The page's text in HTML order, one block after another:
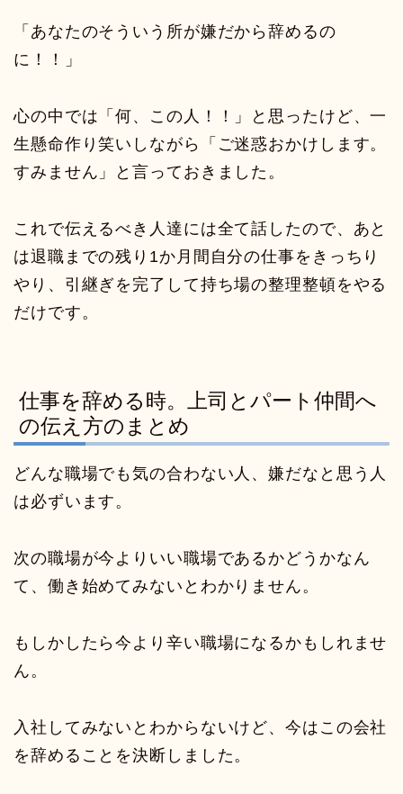
「あなたのそういう所が嫌だから辞めるの
に！！」
心の中では「何、この人！！」と思ったけど、一
生懸命作り笑いしながら「ご迷惑おかけします。
すみません」と言っておきました。
これで伝えるべき人達には全て話したので、あと
は退職までの残り1か月間自分の仕事をきっちり
やり、引継ぎを完了して持ち場の整理整頓をやる
だけです。
仕事を辞める時。上司とパート仲間へ
の伝え方のまとめ
どんな職場でも気の合わない人、嫌だなと思う人
は必ずいます。
次の職場が今よりいい職場であるかどうかなん
て、働き始めてみないとわかりません。
もしかしたら今より辛い職場になるかもしれませ
ん。
入社してみないとわからないけど、今はこの会社
を辞めることを決断しました。